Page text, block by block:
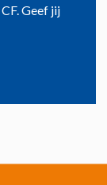
Geef jij